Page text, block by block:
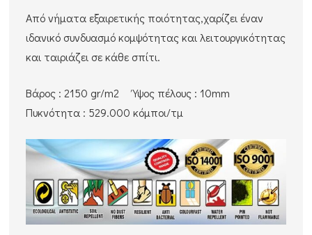
Από νήματα εξαιρετικής ποιότητας,χαρίζει έναν
ιδανικό συνδυασμό κομψότητας και λειτουργικότητας
και ταιριάζει σε κάθε σπίτι.
Βάρος : 2150 gr/m2 Ύψος πέλους : 10mm
Πυκνότητα : 529.000 κόμποι/τμ